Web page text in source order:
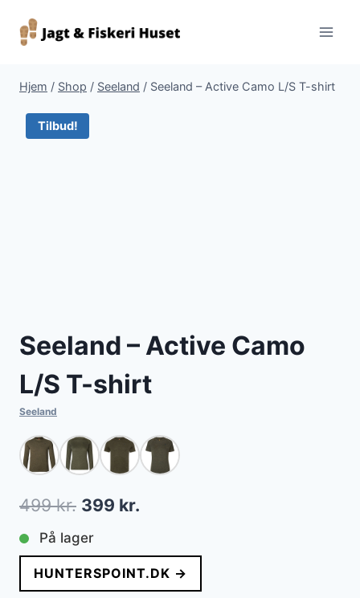
Hjem / Shop / Seeland / Seeland – Active Camo L/S T-shirt
Tilbud!
Seeland – Active Camo
L/S T-shirt
Seeland
499kr. Den
oprindelige
pris
var:
399 kr.
pris
er:
På lager
HUNTERSPOINT.DK →